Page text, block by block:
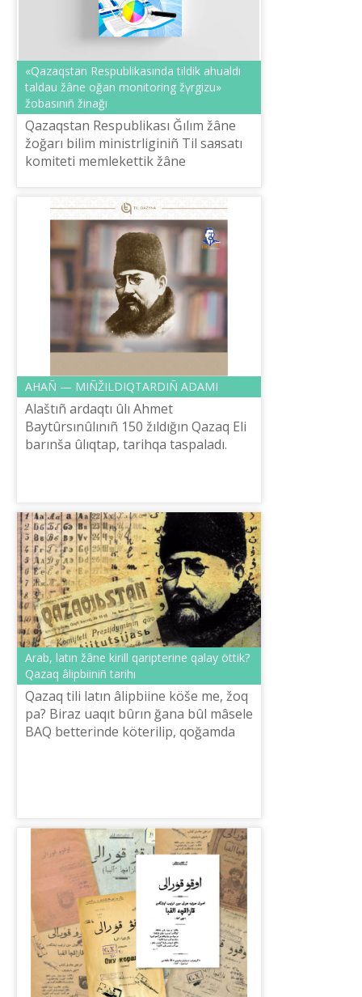
«Qazaqstan Respublikasında tіldіk ahualdı
taldau žâne oğan monitoring žүrgіzu»
žobasınıñ žinağı
Qazaqstan Respublikası Ğılım žâne
žoğarı bіlіm ministrlіgіnіñ Tіl saяsatı
komitetі memlekettіk žâne
qold...
AHAÑ — MIÑŽILDIQTARDIÑ ADAMI
Alaštıñ ardaqtı ûlı Ahmet
Baytûrsınûlınıñ 150 žıldığın Qazaq Elі
barınša ûlıqtap, tarihqa taspaladı.
Arab, latın žâne kirill qarіpterіne qalay öttіk?
Qazaq âlіpbiіnіñ tarihı
Qazaq tіlі latın âlіpbiіne köše me, žoq
pa? Bіraz uaqıt bûrın ğana bûl mâsele
BAQ betterіnde köterіlіp, qoğamda